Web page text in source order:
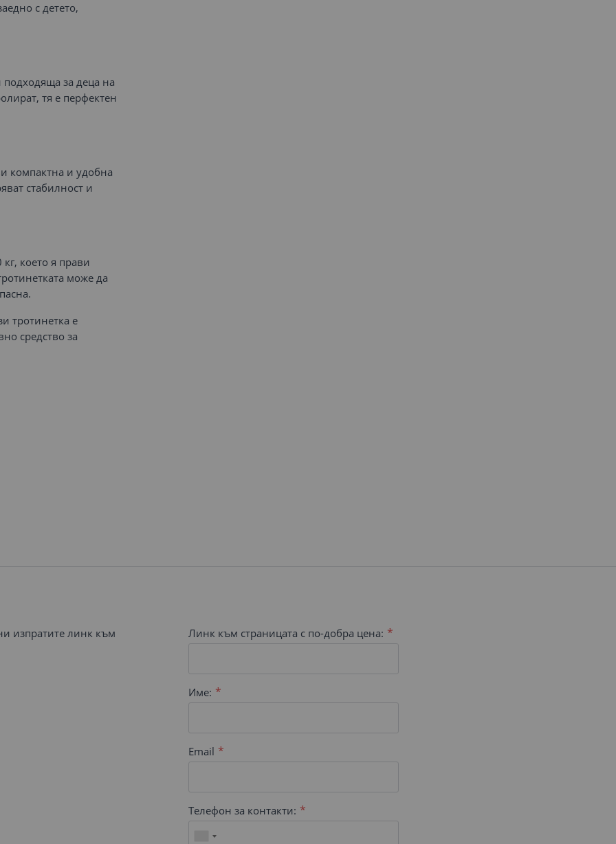
с детето,
подходяща за деца на
тя е перфектен
компактна и удобна
стабилност и
което я прави
може да
тротинетка е
средство за
изпратите линк към
Линк към страницата с по-добра цена:
Име:
Email
Телефон за контакти: